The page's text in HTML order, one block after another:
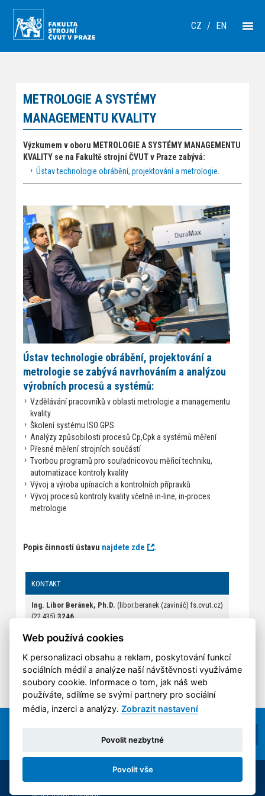
CZ / EN
METROLOGIE A SYSTÉMY
MANAGEMENTU KVALITY
Výzkumem v oboru METROLOGIE A SYSTÉMY MANAGEMENTU
KVALITY se na Fakultě strojní ČVUT v Praze zabývá:
Ústav technologie obrábění, projektování a metrologie
Ústav technologie obrábění, projektování a
metrologie se zabývá navrhováním a analýzou
výrobních procesů a systémů:
Vzdělávání pracovníků v oblasti metrologie a managementu
kvality
Školení systému ISO GPS
Analýzy způsobilosti procesů Cp,Cpk a systémů měření
Přesné měření strojních součástí
Tvorbou programů pro souřadnicovou měřicí techniku,
automatizace kontroly kvality
Vývoj a výroba upínacích a kontrolních přípravků
Vývoj procesů kontroly kvality včetně in-line, in-proces
metrologie
Popis činností ústavu najdete zde .
KONTAKT
Ing. Libor Beránek, Ph.D. (libor.beranek (zavináč) fs.cvut.cz)
(22 435)3246
© 2014-2026 ČVUT FS | All rights reserved |
Web používá cookies
K personalizaci obsahu a reklam, poskytování funkcí
sociálních médií a analýze naší návštěvnosti využíváme
soubory cookie. Informace o tom, jak náš web
používáte, sdílíme se svými partnery pro sociální
média, inzerci a analýzy.Zobrazit nastavení
Povolit nezbytné
Povolit vše